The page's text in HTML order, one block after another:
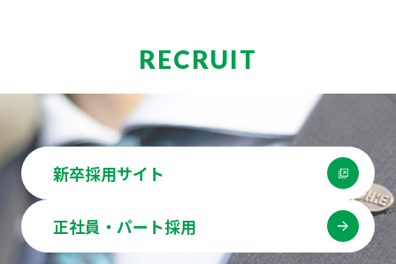
RECRUIT
新卒採用サイト
正社員・パート採用